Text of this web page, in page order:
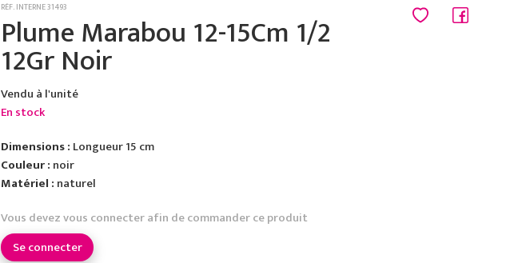
RÉF. INTERNE 31493
Plume Marabou 12-15Cm 1/2
12Gr Noir
Vendu à l'unité
En stock
Dimensions : Longueur 15 cm
Couleur : noir
Matériel : naturel
Vous devez vous connecter afin de commander ce produit
Se connecter